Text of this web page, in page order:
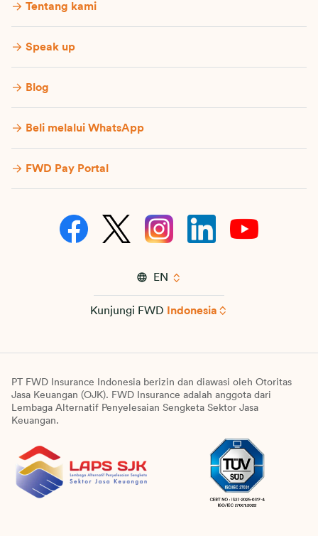
Tentang kami
Speak up
Blog
Beli melalui WhatsApp
FWD Pay Portal
EN
Kunjungi FWD Indonesia
PT FWD Insurance Indonesia berizin dan diawasi oleh Otoritas
Jasa Keuangan (OJK). FWD Insurance adalah anggota dari
Lembaga Alternatif Penyelesaian Sengketa Sektor Jasa
Keuangan.